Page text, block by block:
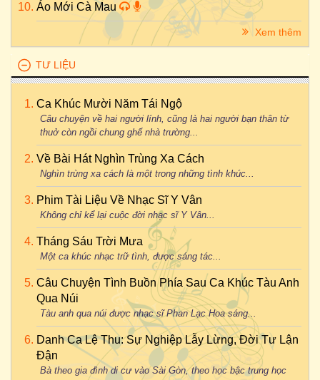
Áo Mới Cà Mau
Xem thêm
TƯ LIỆU
Ca Khúc Mười Năm Tái Ngộ
Câu chuyện về hai người lính, cũng là hai người bạn thân từ
thuở còn ngồi chung ghế nhà trường...
Về Bài Hát Nghìn Trùng Xa Cách
Nghìn trùng xa cách là một trong những tình khúc...
Phim Tài Liệu Về Nhạc Sĩ Y Vân
Không chỉ kể lại cuộc đời nhạc sĩ Y Vân...
Tháng Sáu Trời Mưa
Một ca khúc nhạc trữ tình, được sáng tác...
Câu Chuyện Tình Buồn Phía Sau Ca Khúc Tàu Anh
Qua Núi
Tàu anh qua núi được nhạc sĩ Phan Lạc Hoa sáng...
Danh Ca Lệ Thu: Sự Nghiệp Lẫy Lừng, Đời Tư Lận
Đận
Bà theo gia đình di cư vào Sài Gòn, theo học bậc trung học